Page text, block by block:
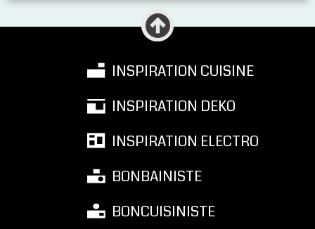
INSPIRATION CUISINE
INSPIRATION DEKO
INSPIRATION ELECTRO
BONBAINISTE
BONCUISINISTE